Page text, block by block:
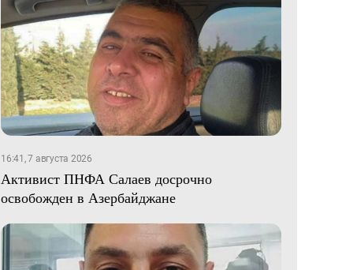
16:41, 7 августа 2026
Активист ПНФА Салаев досрочно
освобожден в Азербайджане